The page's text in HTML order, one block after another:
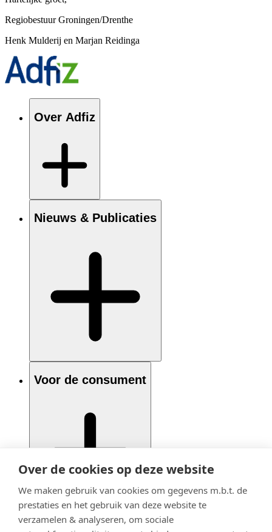
Over de cookies op deze website
We maken gebruik van cookies om gegevens m.b.t. de
prestaties en het gebruik van deze website te
verzamelen & analyseren, om sociale
Regiobestuur Groningen/Drenthe
Henk Mulderij en Marjan Reidinga
Over Adfiz
Nieuws & Publicaties
Voor de consument